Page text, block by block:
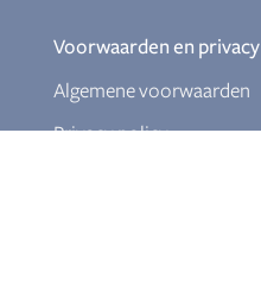
Voorwaarden en privacy
Algemene voorwaarden
Privacy policy